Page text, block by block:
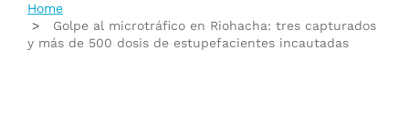
Home
Golpe al microtráfico en Riohacha: tres capturados
y más de 500 dosis de estupefacientes incautadas